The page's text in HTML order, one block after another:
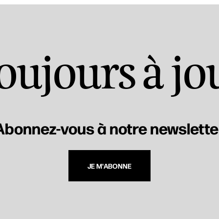
à
vous à notre
JE M'ABONNE